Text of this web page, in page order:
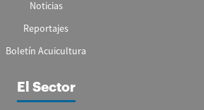
Noticias
Reportajes
Boletín Acuicultura
El Sector